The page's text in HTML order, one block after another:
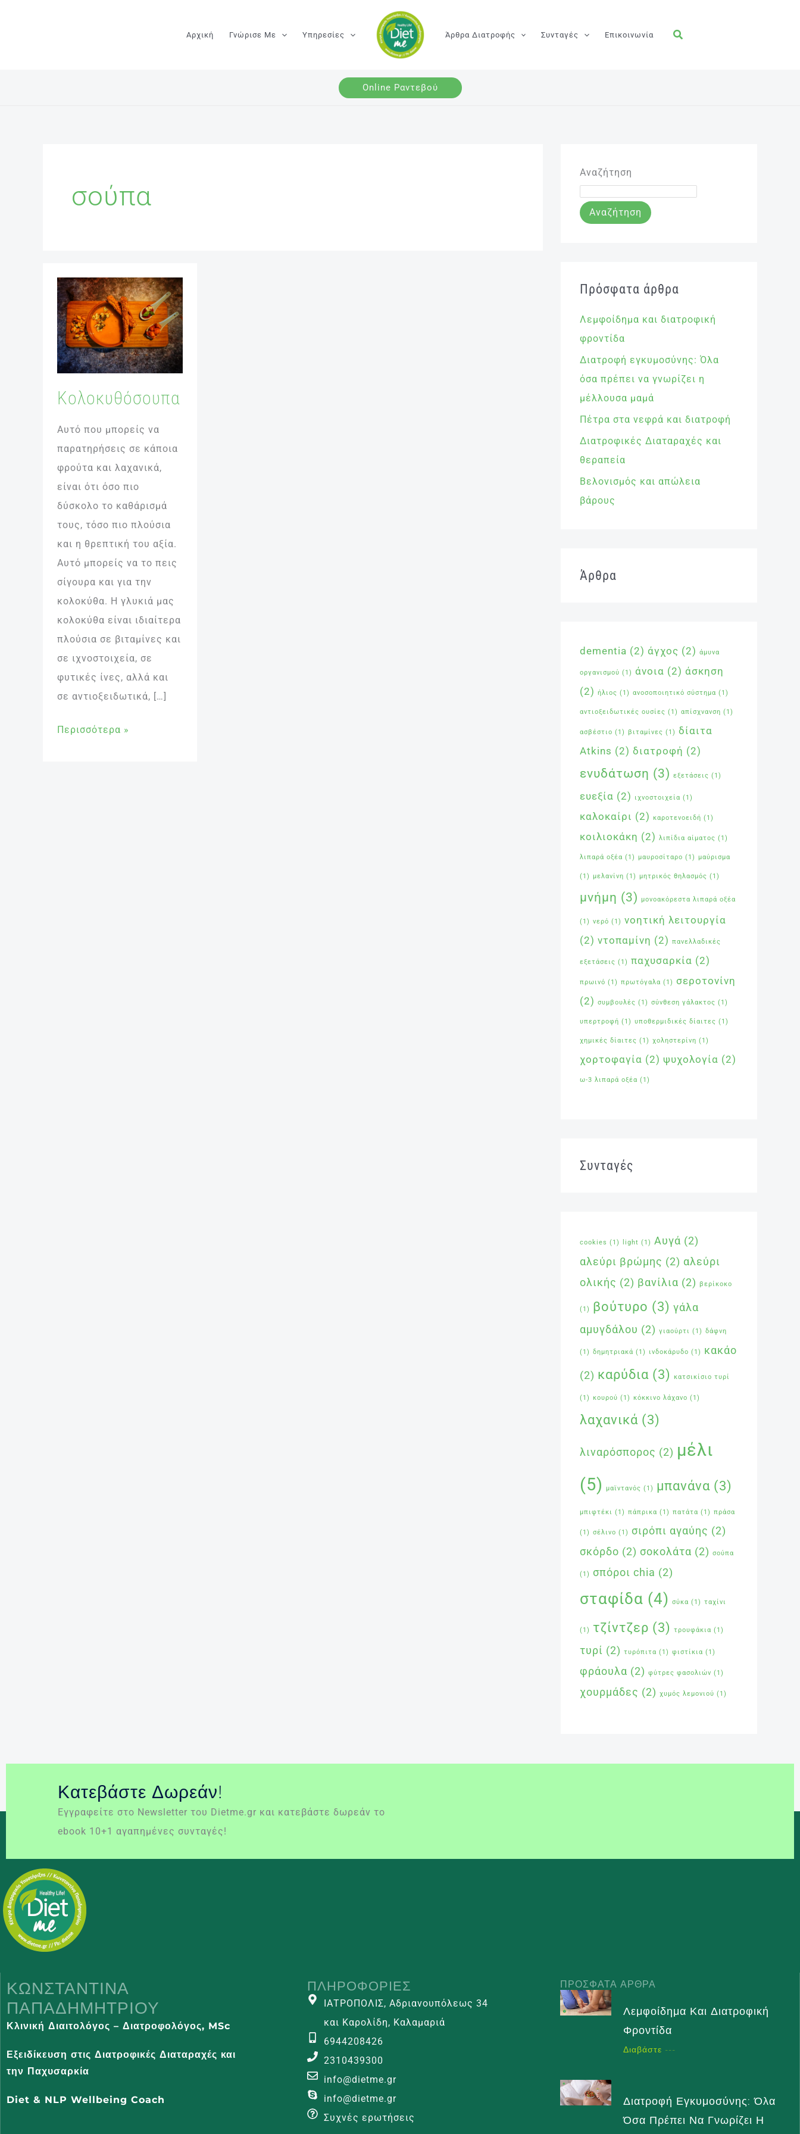
Αρχική Γνώρισε Με Υπηρεσίες Άρθρα Διατροφής Συνταγές Επικοινωνία
Online Ραντεβού
σούπα
Κολοκυθόσουπα
Αυτό που μπορείς να
παρατηρήσεις σε κάποια
φρούτα και λαχανικά,
είναι ότι όσο πιο
δύσκολο το καθάρισμά
τους, τόσο πιο πλούσια
και η θρεπτική του αξία.
Αυτό μπορείς να το πεις
σίγουρα και για την
κολοκύθα. Η γλυκιά μας
κολοκύθα είναι ιδιαίτερα
πλούσια σε βιταμίνες και
σε ιχνοστοιχεία, σε
φυτικές ίνες, αλλά και
σε αντιοξειδωτικά, […]
Κολοκυθόσουπα
Περισσότερα »
Αναζήτηση
Αναζήτηση
Πρόσφατα άρθρα
Λεμφοίδημα και διατροφική
φροντίδα
Διατροφή εγκυμοσύνης: Όλα
όσα πρέπει να γνωρίζει η
μέλλουσα μαμά
Πέτρα στα νεφρά και διατροφή
Διατροφικές Διαταραχές και
θεραπεία
Βελονισμός και απώλεια
βάρους
Άρθρα
dementia (2) άγχος (2) άμυνα
οργανισμού (1) άνοια (2) άσκηση
(2) ήλιος (1) ανοσοποιητικό σύστημα (1)
αντιοξειδωτικές ουσίες (1) απίσχνανση (1)
ασβέστιο (1) βιταμίνες (1) δίαιτα
Atkins (2) διατροφή (2)
ενυδάτωση (3) εξετάσεις (1)
ευεξία (2) ιχνοστοιχεία (1)
καλοκαίρι (2) καροτενοειδή (1)
κοιλιοκάκη (2) λιπίδια αίματος (1)
λιπαρά οξέα (1) μαυροσίταρο (1) μαύρισμα
(1) μελανίνη (1) μητρικός θηλασμός (1)
μνήμη (3) μονοακόρεστα λιπαρά οξέα
(1) νερό (1) νοητική λειτουργία
(2) ντοπαμίνη (2) πανελλαδικές
εξετάσεις (1) παχυσαρκία (2)
πρωινό (1) πρωτόγαλα (1) σεροτονίνη
(2) συμβουλές (1) σύνθεση γάλακτος (1)
υπερτροφή (1) υποθερμιδικές δίαιτες (1)
χημικές δίαιτες (1) χοληστερίνη (1)
χορτοφαγία (2) ψυχολογία (2)
ω-3 λιπαρά οξέα (1)
Συνταγές
cookies (1) light (1) Αυγά (2)
αλεύρι βρώμης (2) αλεύρι
ολικής (2) βανίλια (2) βερίκοκο
(1) βούτυρο (3) γάλα
αμυγδάλου (2) γιαούρτι (1) δάφνη
(1) δημητριακά (1) ινδοκάρυδο (1) κακάο
(2) καρύδια (3) κατσικίσιο τυρί
(1) κουρού (1) κόκκινο λάχανο (1)
λαχανικά (3)
λιναρόσπορος (2) μέλι
(5)
μαϊντανός (1) μπανάνα (3)
μπιφτέκι (1) πάπρικα (1) πατάτα (1) πράσα
(1) σέλινο (1) σιρόπι αγαύης (2)
σκόρδο (2) σοκολάτα (2) σούπα
(1) σπόροι chia (2)
σταφίδα (4) σύκα (1) ταχίνι
(1) τζίντζερ (3) τρουφάκια (1)
τυρί (2) τυρόπιτα (1) φιστίκια (1)
φράουλα (2) φύτρες φασολιών (1)
χουρμάδες (2) χυμός λεμονιού (1)
Κατεβάστε Δωρεάν!
Εγγραφείτε στο Newsletter του Dietme.gr και κατεβάστε δωρεάν το
ebook 10+1 αγαπημένες συνταγές!
ΚΩΝΣΤΑΝΤΊΝΑ
ΠΑΠΑΔΗΜΗΤΡΊΟΥ
Κλινική Διαιτολόγος – Διατροφολόγος, MSc
Εξειδίκευση στις Διατροφικές Διαταραχές και
την Παχυσαρκία
Diet & NLP Wellbeing Coach
ΠΛΗΡΟΦΟΡΊΕΣ
ΙΑΤΡΟΠΟΛΙΣ, Αδριανουπόλεως 34
και Καρολίδη, Καλαμαριά
6944208426
2310439300
info@dietme.gr
info@dietme.gr
Συχνές ερωτήσεις
ΠΡΌΣΦΑΤΑ ΆΡΘΡΑ
Λεμφοίδημα Και Διατροφική
Φροντίδα
Διαβάστε ---
Διατροφή Εγκυμοσύνης: Όλα
Όσα Πρέπει Να Γνωρίζει Η